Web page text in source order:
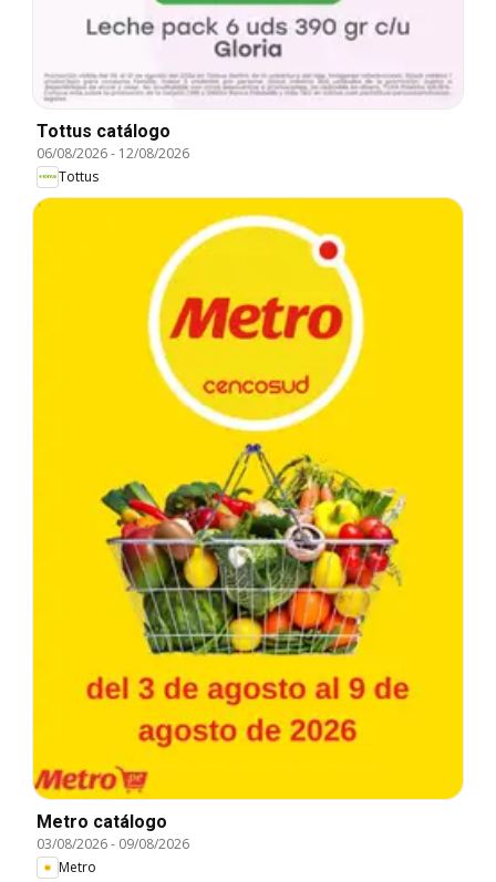
Tottus catálogo
06/08/2026- 12/08/2026
Tottus
Metro catálogo
03/08/2026- 09/08/2026
Metro